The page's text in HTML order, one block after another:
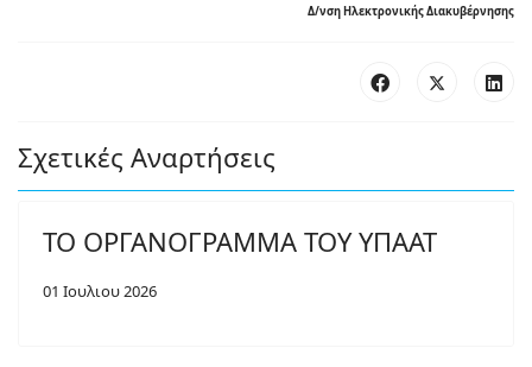
Δ/νση Ηλεκτρονικής Διακυβέρνησης
Σχετικές Αναρτήσεις
ΤΟ ΟΡΓΑΝΟΓΡΑΜΜΑ ΤΟΥ ΥΠΑΑΤ
01 Ιουλιου 2026